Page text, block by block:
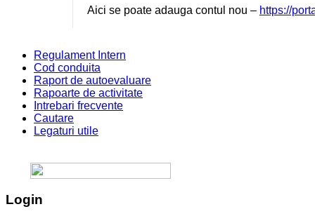
Aici se poate adauga contul nou – https://
Regulament Intern
Cod conduita
Raport de autoevaluare
Rapoarte de activitate
Intrebari frecvente
Cautare
Legaturi utile
Login